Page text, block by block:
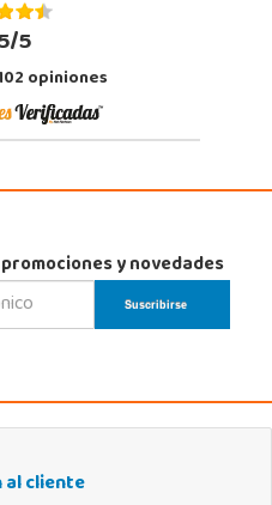
5
opiniones
y novedades
cliente